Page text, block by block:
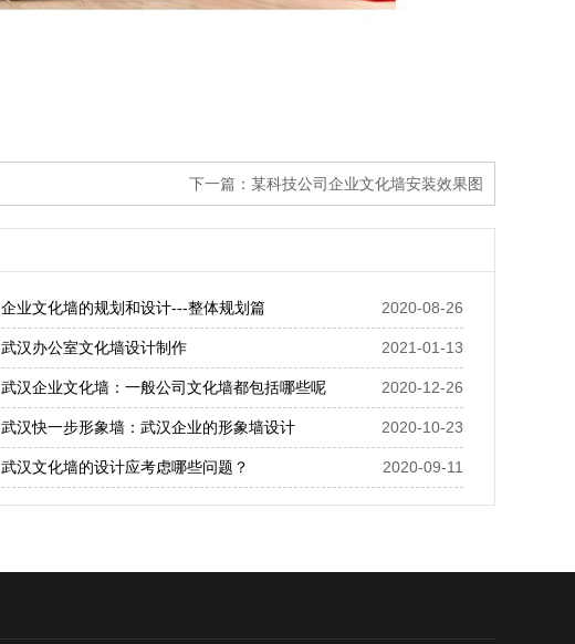
下一篇： 某科技公司企业文化墙安装效果图
2020-08-26
企业文化墙的规划和设计---整体规划篇
2021-01-13
武汉办公室文化墙设计制作
2020-12-26
武汉企业文化墙：一般公司文化墙都包括哪些呢
2020-10-23
武汉快一步形象墙：武汉企业的形象墙设计
2020-09-11
武汉文化墙的设计应考虑哪些问题？